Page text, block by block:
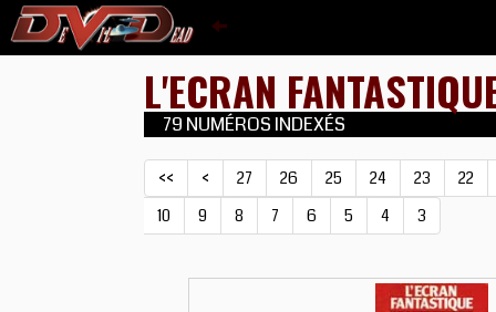
L'ECRAN
79 NUMÉROS INDEXÉS
<< < 27 26 25 24 23
22
10
9 8 7 6 5 4 3